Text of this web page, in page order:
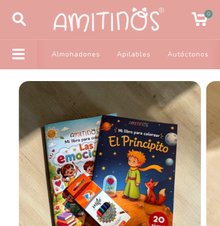
0
Almohadones Apilables Autóctonos